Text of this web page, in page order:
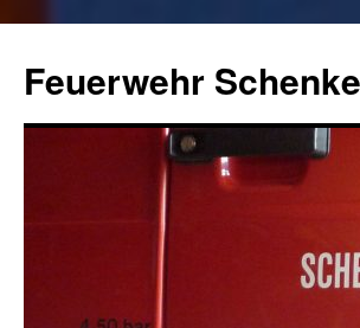
springen
Feuerwehr